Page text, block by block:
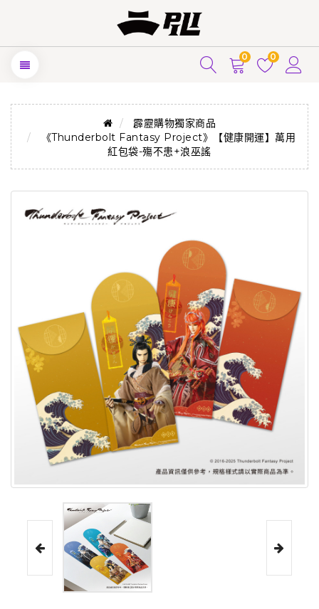
0 0
霹靂購物獨家商品
《Thunderbolt Fantasy Project》【健康開運】萬用
紅包袋-殤不患+浪巫謠